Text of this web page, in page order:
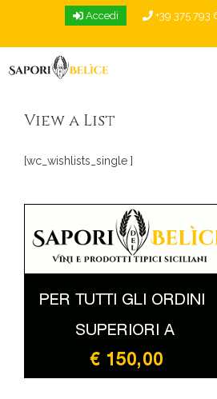
Accedi +39 375 793
View a List
[wc_wishlists_single ]